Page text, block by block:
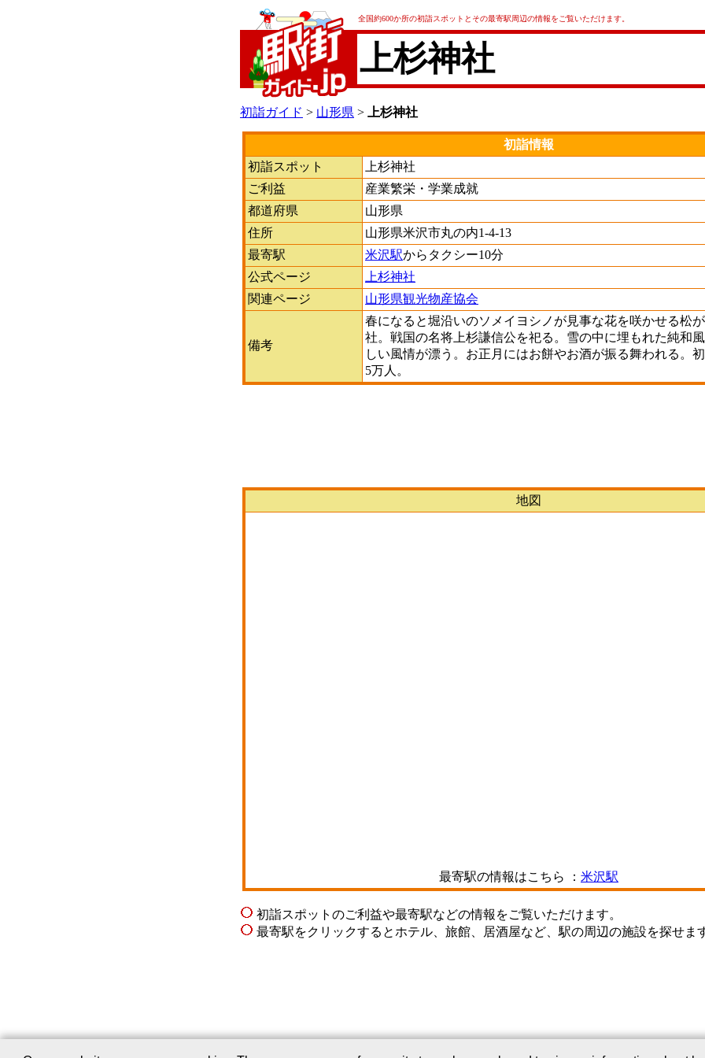
全国約600か所の初詣スポットとその最寄駅周辺の情報をご覧いただけます。
上杉神社
初詣ガイド > 山形県 > 上杉神社
初詣情報
初詣スポット
上杉神社
ご利益
産業繁栄・学業成就
都道府県
山形県
住所
山形県米沢市丸の内1-4-13
最寄駅
米沢駅からタクシー10分
公式ページ
上杉神社
関連ページ
山形県観光物産協会
備考
春になると堀沿いのソメイヨシノが見事な花を咲かせる松
社。戦国の名将上杉謙信公を祀る。雪の中に埋もれた純和
しい風情が漂う。お正月にはお餅やお酒が振る舞われる。
5万人。
地図
最寄駅の情報はこちら ： 米沢駅
初詣スポットのご利益や最寄駅などの情報をご覧いただけます。
最寄駅をクリックするとホテル、旅館、居酒屋など、駅の周辺の施設を探せま